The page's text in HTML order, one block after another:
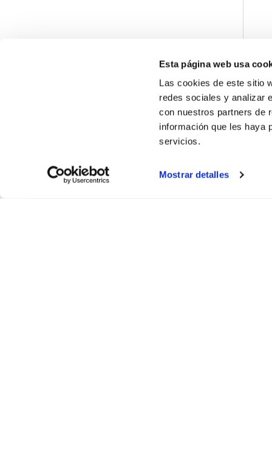
Esta página web usa
Las cookies de este sitio
redes sociales y analizar
con nuestros partners de
información que les haya
servicios.
Mostrar detalles